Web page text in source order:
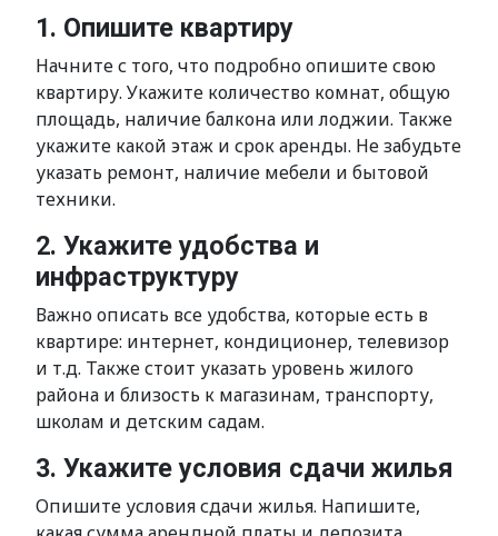
1. Опишите квартиру
Начните с того, что подробно опишите свою
квартиру. Укажите количество комнат, общую
площадь, наличие балкона или лоджии. Также
укажите какой этаж и срок аренды. Не забудьте
указать ремонт, наличие мебели и бытовой
техники.
2. Укажите удобства и
инфраструктуру
Важно описать все удобства, которые есть в
квартире: интернет, кондиционер, телевизор
и т.д. Также стоит указать уровень жилого
района и близость к магазинам, транспорту,
школам и детским садам.
3. Укажите условия сдачи жилья
Опишите условия сдачи жилья. Напишите,